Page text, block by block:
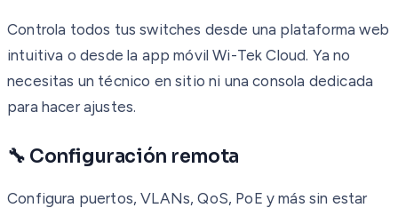
Controla todos tus switches desde una plataforma web
intuitiva o desde la app móvil Wi-Tek Cloud. Ya no
necesitas un técnico en sitio ni una consola dedicada
para hacer ajustes.
🔧 Configuración remota
Configura puertos, VLANs, QoS, PoE y más sin estar